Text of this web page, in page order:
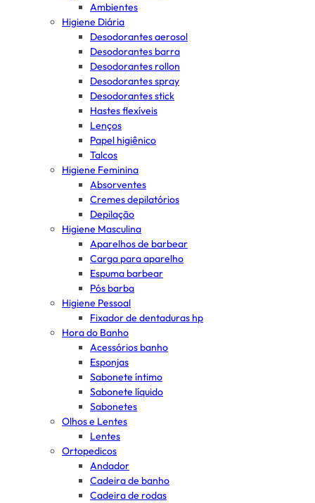
Ambientes
Higiene Diária
Desodorantes aerosol
Desodorantes barra
Desodorantes rollon
Desodorantes spray
Desodorantes stick
Hastes flexíveis
Lenços
Papel higiênico
Talcos
Higiene Feminina
Absorventes
Cremes depilatórios
Depilação
Higiene Masculina
Aparelhos de barbear
Carga para aparelho
Espuma barbear
Pós barba
Higiene Pessoal
Fixador de dentaduras hp
Hora do Banho
Acessórios banho
Esponjas
Sabonete íntimo
Sabonete líquido
Sabonetes
Olhos e Lentes
Lentes
Ortopedicos
Andador
Cadeira de banho
Cadeira de rodas